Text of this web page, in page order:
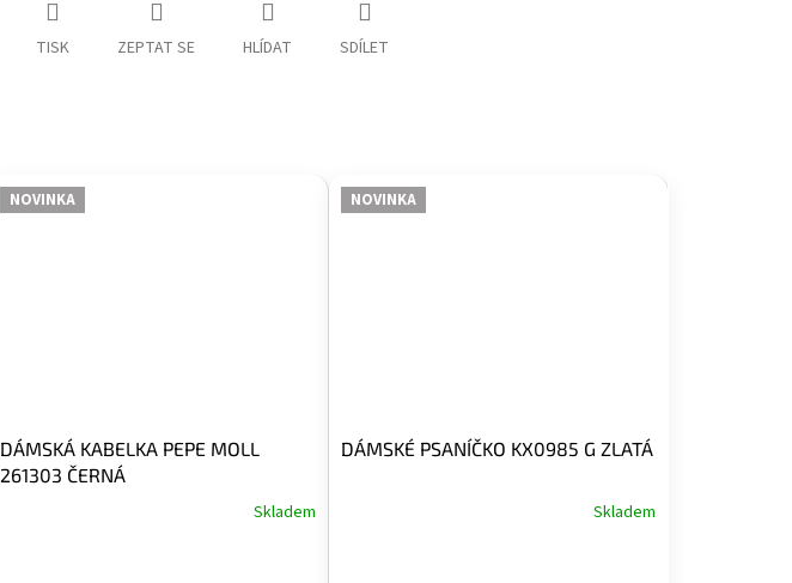
TISK ZEPTAT SE HLÍDAT SDÍLET
NOVINKA
DÁMSKÁ KABELKA PEPE MOLL
261303 ČERNÁ
Skladem
NOVINKA
DÁMSKÉ PSANÍČKO KX0985 G ZLATÁ
Skladem